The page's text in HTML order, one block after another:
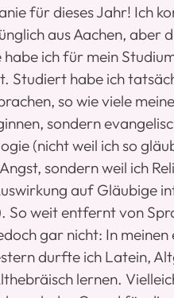
für dieses Jahr! Ich
aus Aachen, aber
habe ich für mein
Studiert habe ich
so wie viele
sondern
(nicht weil ich so
sondern weil ich
auf Gläubige
So weit entfernt von
gar nicht: In meinen
durfte ich Latein,
lernen.